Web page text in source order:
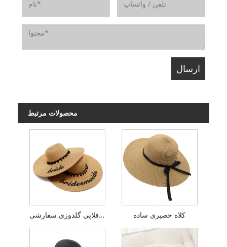
محصولات مرتبط
کلاه حصیری فلاپی گلدوزی سفارشی کلاه حصیری ساده